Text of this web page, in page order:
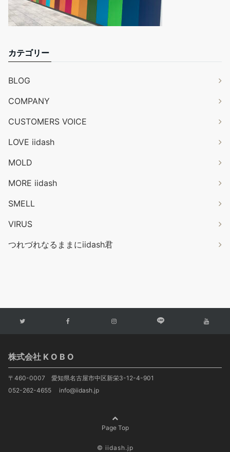
カテゴリー
BLOG
COMPANY
CUSTOMERS VOICE
LOVE iidash
MOLD
MORE iidash
SMELL
VIRUS
つれづれなるままにiidash君
株式会社 K O B O
〒460-0007 愛知県名古屋市中区新栄3-12-4-901
052-262-4655 info@iidash.jp
Page Top
© iidash.jp